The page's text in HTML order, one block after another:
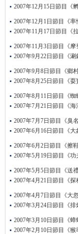
2007年12月15日節目《
2007年12月1日節目《
2007年11月17日節目《
2007年11月3日節目《
2007年9月22日節目《
2007年9月8日節目《鄉
2007年8月25日節目《
2007年8月11日節目《
2007年7月21日節目《
2007年7月7日節目《臭
2007年6月16日節目《
2007年6月2日節目《擦
2007年5月19日節目《
2007年5月5日節目《送
2007年4月21日節目《
2007年4月7日節目《大
2007年3月24日節目《
2007年3月10日節目《
2007年2月10日節目《